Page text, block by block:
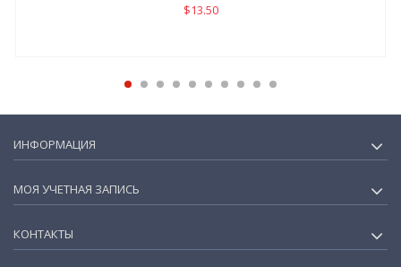
$13.50
ИНФОРМАЦИЯ
МОЯ УЧЕТНАЯ ЗАПИСЬ
КОНТАКТЫ